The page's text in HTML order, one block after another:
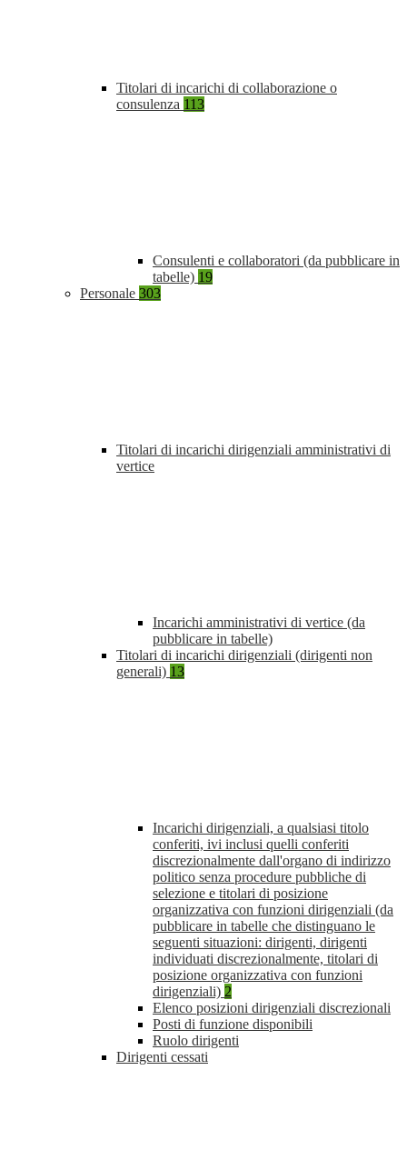
Titolari di incarichi di collaborazione o
consulenza 113
Consulenti e collaboratori (da pubblicare in
tabelle) 19
Personale 303
Titolari di incarichi dirigenziali amministrativi di
vertice
Incarichi amministrativi di vertice (da
pubblicare in tabelle)
Titolari di incarichi dirigenziali (dirigenti non
generali) 13
Incarichi dirigenziali, a qualsiasi titolo
conferiti, ivi inclusi quelli conferiti
discrezionalmente dall'organo di indirizzo
politico senza procedure pubbliche di
selezione e titolari di posizione
organizzativa con funzioni dirigenziali (da
pubblicare in tabelle che distinguano le
seguenti situazioni: dirigenti, dirigenti
individuati discrezionalmente, titolari di
posizione organizzativa con funzioni
dirigenziali) 2
Elenco posizioni dirigenziali discrezionali
Posti di funzione disponibili
Ruolo dirigenti
Dirigenti cessati